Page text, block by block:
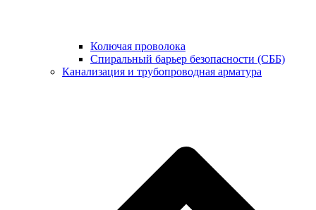
Колючая проволока
Спиральный барьер безопасности (СББ)
Канализация и трубопроводная арматура